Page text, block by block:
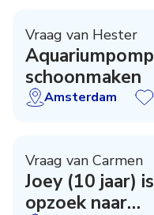
Vraag van Hester
Aquariumpomp
schoonmaken
Amsterdam
Vraag van Carmen
Joey (10 jaar) is
opzoek naar